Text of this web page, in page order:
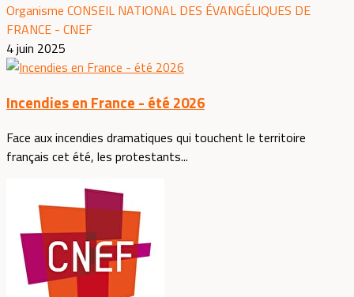
Organisme CONSEIL NATIONAL DES ÉVANGÉLIQUES DE
FRANCE - CNEF
4 juin 2025
Incendies en France - été 2026
Face aux incendies dramatiques qui touchent le territoire
français cet été, les protestants...